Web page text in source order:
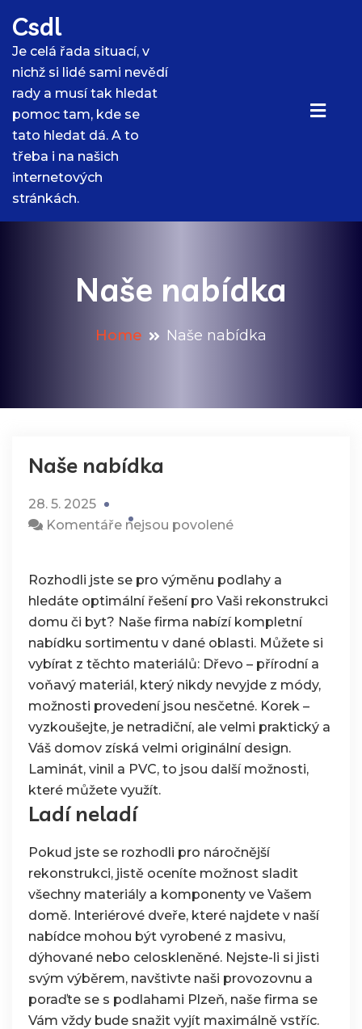
to
content
Csdl
Je celá řada situací, v
nichž si lidé sami nevědí
rady a musí tak hledat
pomoc tam, kde se
tato hledat dá. A to
třeba i na našich
internetových
stránkách.
Naše nabídka
Home Naše nabídka
Naše nabídka
28. 5. 2025
Komentáře nejsou povolenéu
názvem
Naše
nabídka
Rozhodli jste se pro výměnu podlahy a
hledáte optimální řešení pro Vaši rekonstrukci
domu či byt? Naše firma nabízí kompletní
nabídku sortimentu v dané oblasti. Můžete si
vybírat z těchto materiálů: Dřevo – přírodní a
voňavý materiál, který nikdy nevyjde z módy,
možnosti provedení jsou nesčetné. Korek –
vyzkoušejte, je netradiční, ale velmi praktický a
Váš domov získá velmi originální design.
Laminát, vinil a PVC, to jsou další možnosti,
které můžete využít.
Ladí neladí
Pokud jste se rozhodli pro náročnější
rekonstrukci, jistě oceníte možnost sladit
všechny materiály a komponenty ve Vašem
domě. Interiérové dveře, které najdete v naší
nabídce mohou být vyrobené z masivu,
dýhované nebo celoskleněné. Nejste-li si jisti
svým výběrem, navštivte naši provozovnu a
poraďte se s podlahami Plzeň, naše firma se
Vám vždy bude snažit vyjít maximálně vstříc.